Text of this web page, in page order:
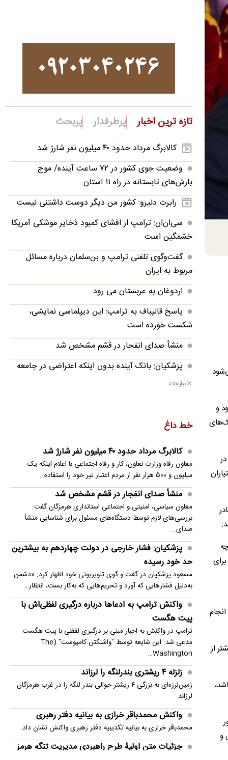
و
از
و
تازه ترین اخبار پرطرفدار پربحث
کالابرگ مرداد حدود ۴۰‌ میلیون نفر شارژ شد
وضعیت جوی کشور در ۷۲ ساعت آینده/ موج
بارش‌های تابستانه در راه ۱۱ استان
رابرت دنیرو: کشور من دیگر دوست داشتنی نیست
سی‌ان‌ان: ترامپ از افشای کمبود ذخایر موشکی آمریکا
خشمگین است
گفت‌وگوی تلفنی ترامپ و بن‌سلمان درباره مسائل
مربوط به ایران
اردوغان به عربستان می رود
پاسخ قالیباف به ترامپ: این دیپلماسی نمایشی،
شکست خورده است
منشأ صدای انفجار در قشم مشخص شد
پزشکیان: بانک آینده بدون اینکه اعتراضی در جامعه
شکل بگیرد، بسته شد
پزشکیان: در ابتدای دولت با قطعی برق، آب و گاز
مواجه بودیم
معاون مرکز شرکت‌های دانش‌بنیان: توسعه فناوری،
مسیر رقابت‌پذیری صنعت قطعه‌سازی است
سنتکام: به محاصره دریایی ایران ادامه می دهیم
مصر خواستار تدوین چشم‌انداز مشترک عربی برای
امنیت منطقه شد
انفجار در حومه دمشق چند کشته و زخمی برجا
گذاشت
تبلیغات
خط داغ
کالابرگ مرداد حدود ۴۰‌ میلیون نفر شارژ شد
معاون رفاه وزارت تعاون، کار و رفاه اجتماعی با اعلام اینکه یک
میلیون و ۵۰۰ هزار نفر از مردم اعتبار تیر خود را استفاده…
منشأ صدای انفجار در قشم مشخص شد
معاون سیاسی، امنیتی و اجتماعی استانداری هرمزگان گفت:
بررسی‌های لازم توسط دستگاه‌های مسئول برای شناسایی منشأ
صدای…
پزشکیان: فشار خارجی در دولت چهاردهم به بیشترین
حد خود رسیده
مسعود پزشکیان در گفت و گوی تلویزیونی خود اظهار کرد: «دشمن
به‌دلیل فشارهایی که آورد و تحریم‌هایی که به‌کار بست، انتظار…
واکنش ترامپ به ادعاها درباره درگیری لفظی‌اش با
پیت هگست
ترامپ در واکنش به اخبار مبنی بر درگیری لفظی با پیت هگست
مدعی شد: این شایعه توسط "واشنگتن کامپوست" (The
Washington…
زلزله ۴ ریشتری بندرلنگه را لرزاند
زمین‌لرزه‌ای به بزرگی ۴ ریشتر حوالی بندر لنگه را در غرب هرمزگان
لرزاند.
واکنش محمدباقر خرازی به بیانیه دفتر رهبری
محمدباقر خرازی به بیانیه تکذیبیه دفتر رهبری واکنش نشان داد.
جزئیات متن اولیۀ طرح راهبردی مدیریت تنگه هرمز